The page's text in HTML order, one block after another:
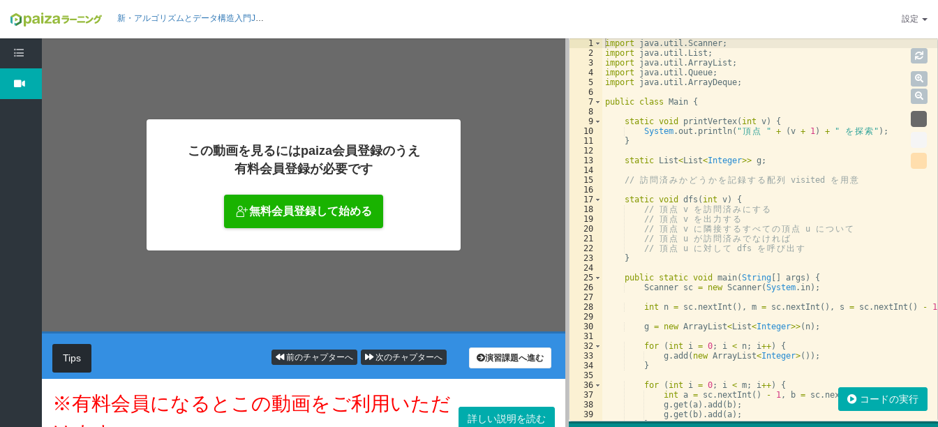
新・アルゴリズムとデータ構造入門Java編14: 幅優先探索・深さ優先探索 設定
この動画を見るにはpaiza会員登録のうえ
有料会員登録が必要です
無料会員登録して始める
Tips 演習課題へ進む
次のチャプターへ
前のチャプターへ
※有料会員になるとこの動画をご利用いただ
詳しい説明を読む
1
2
3
4
5
6
7
8
9
10
11
12
13
14
15
16
17
18
19
20
21
22
23
24
25
26
27
28
29
30
31
32
33
34
35
36
37
38
39
40
import java . util . Scanner;
import
java. util . List ;
import
java. util .ArrayList ;
import
java. util .Queue;
import
java. util .ArrayDeque;
public class Main {
static void printVertex( int v)
{
System.out . println( "頂 点 " + (v + 1) + " を 探索 " ) ;
}
static
List<List<Integer>> g ;
// 訪 問 済 み か ど う か を 記録す る 配列 visited を 用 意
static void dfs ( int v)
{
// 頂 点 v を 訪 問 済 み に す る
// 頂 点 v を 出 力 す る
// 頂 点 v に 隣接す る す べて の頂 点 u に つ いて
// 頂 点 u が訪 問 済 み で な け れ ば
// 頂 点 u に 対 し て dfs を 呼び 出 す
}
public static void main(String args )
{
Scanner sc = new Scanner(System. in) ;
int
n = sc. nextInt ( ) , m = sc. nextInt ( ) , s = sc. nextInt ( ) - 1
g = new ArrayList<List<Integer>>( n) ;
for
( int i = 0; i < n; i++)
{
g . add ( new ArrayList<Integer>( )) ;
}
for
( int i = 0; i < m; i++)
{
int
a = sc. nextInt ( ) - 1, b = sc. nextInt () 1 ;
g .get ( a) . add ( b) ;
g .get ( b) . add ( a) ;
}
コードの実行